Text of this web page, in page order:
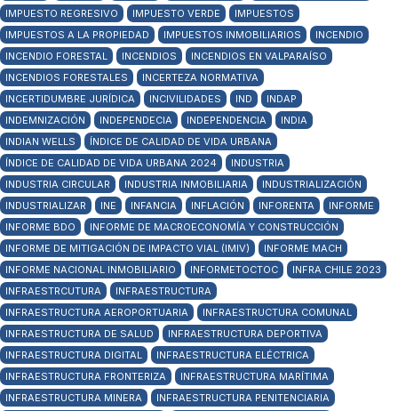
IMPUESTO REGRESIVO
IMPUESTO VERDE
IMPUESTOS
IMPUESTOS A LA PROPIEDAD
IMPUESTOS INMOBILIARIOS
INCENDIO
INCENDIO FORESTAL
INCENDIOS
INCENDIOS EN VALPARAÍSO
INCENDIOS FORESTALES
INCERTEZA NORMATIVA
INCERTIDUMBRE JURÍDICA
INCIVILIDADES IND
INDAP
INDEMNIZACIÓN
INDEPENDECIA INDEPENDENCIA
INDIA
INDIAN WELLS
ÍNDICE DE CALIDAD DE VIDA URBANA
ÍNDICE DE CALIDAD DE VIDA URBANA 2024
INDUSTRIA
INDUSTRIA CIRCULAR
INDUSTRIA INMOBILIARIA
INDUSTRIALIZACIÓN
INDUSTRIALIZAR
INE INFANCIA INFLACIÓN INFORENTA
INFORME
INFORME BDO
INFORME DE MACROECONOMÍA Y CONSTRUCCIÓN
INFORME DE MITIGACIÓN DE IMPACTO VIAL (IMIV)
INFORME MACH
INFORME NACIONAL INMOBILIARIO
INFORMETOCTOC
INFRA CHILE 2023
INFRAESTRCUTURA
INFRAESTRUCTURA
INFRAESTRUCTURA AEROPORTUARIA
INFRAESTRUCTURA COMUNAL
INFRAESTRUCTURA DE SALUD
INFRAESTRUCTURA DEPORTIVA
INFRAESTRUCTURA DIGITAL
INFRAESTRUCTURA ELÉCTRICA
INFRAESTRUCTURA FRONTERIZA
INFRAESTRUCTURA MARÍTIMA
INFRAESTRUCTURA MINERA
INFRAESTRUCTURA PENITENCIARIA